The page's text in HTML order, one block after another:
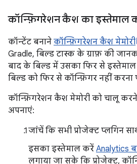
कॉन्फ़िगरेशन कैश का इस्तेमाल
कॉन्टेंट बनाने कॉन्फ़िगरेशन कैश मेमोरी
Gradle, बिल्ड टास्क के ग्राफ़ की
बाद के बिल्ड में उसका फिर से
बिल्ड को फिर से कॉन्फ़िगर नहीं करना
कॉन्फ़िगरेशन कैश मेमोरी को चालू
अपनाएं:
जांचें कि सभी प्रोजेक्ट प्लगिन
इसका इस्तेमाल करें Analytics
लगाया जा सके कि प्रोजेक्ट,